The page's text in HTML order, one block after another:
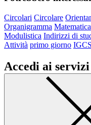
Circolari Circolare
Organigramma Matematica
Modulistica Indirizzi di
Attività primo giorno
Accedi ai servizi